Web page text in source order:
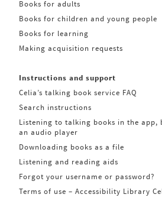
Books for adults
Books for children and young people
Books for learning
Making acquisition requests
Instructions and support
Celia’s talking book service FAQ
Search instructions
Listening to talking books in the app,
an audio player
Downloading books as a file
Listening and reading aids
Forgot your username or password?
Terms of use – Accessibility Library